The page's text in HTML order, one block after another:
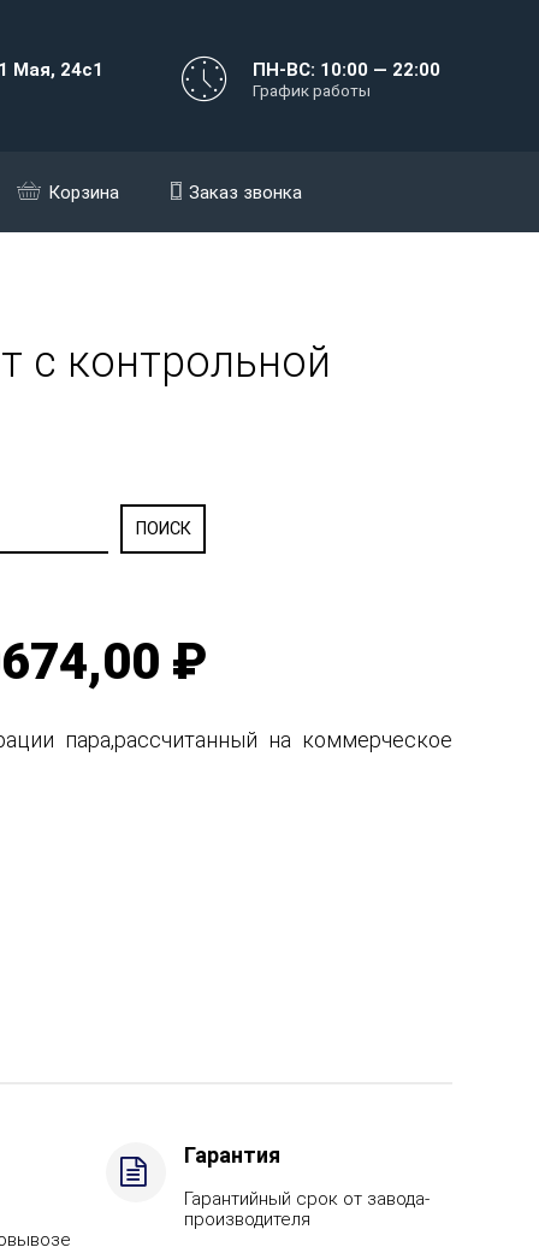
Мая, 24с1 ПН-ВС: 10:00 — 22:00
График работы
Корзина Заказ звонка
с контрольной
₽
пара,рассчитанный на коммерческое
Гарантия
Гарантийный срок от завода-
производителя